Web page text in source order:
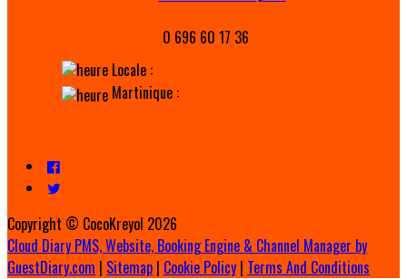
0 696 60 17 36
Locale :
Martinique :
Copyright © CocoKreyol 2026
Cloud Diary PMS, Website, Booking Engine & Channel Manager by
GuestDiary.com | Sitemap | Cookie Policy | Terms And Conditions